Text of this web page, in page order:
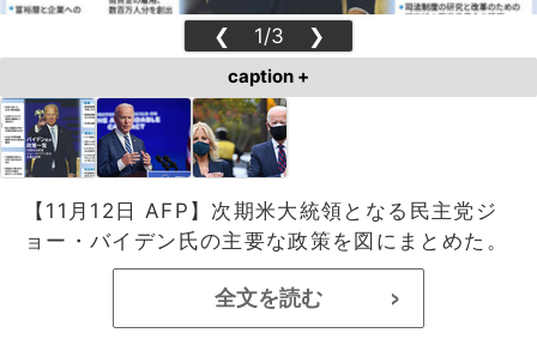
❮ 1/3 ❯
caption +
【11月12日 AFP】次期米大統領となる民主党ジ
ョー・バイデン氏の主要な政策を図にまとめた。
全文を読む >